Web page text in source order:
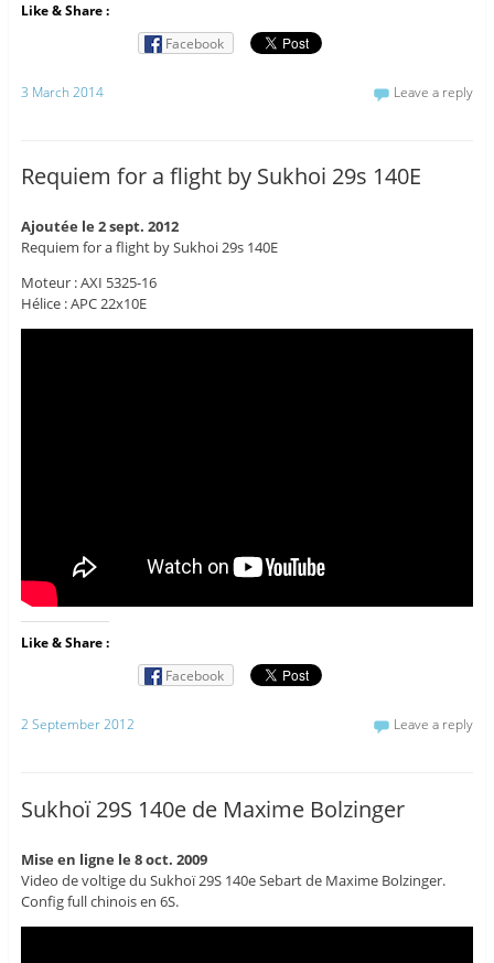
Like & Share :
Facebook
3 March 2014 Leave a reply
Requiem for a flight by Sukhoi 29s 140E
Ajoutée le 2 sept. 2012
Requiem for a flight by Sukhoi 29s 140E
Moteur : AXI 5325-16
Hélice : APC 22x10E
Like & Share :
Facebook
2 September 2012 Leave a reply
Sukhoï 29S 140e de Maxime Bolzinger
Mise en ligne le 8 oct. 2009
Video de voltige du Sukhoï 29S 140e Sebart de Maxime Bolzinger.
Config full chinois en 6S.